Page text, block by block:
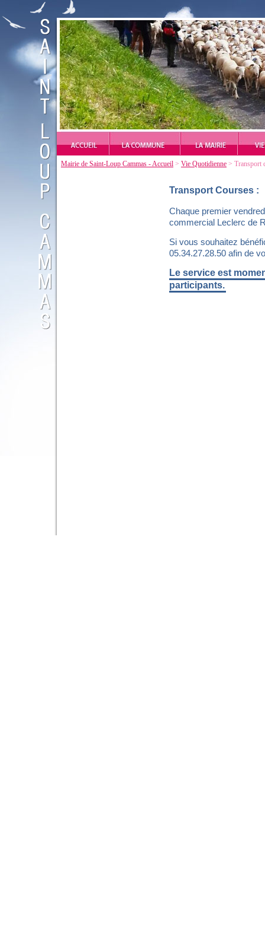
Mairie de Saint-Loup Cammas - Accueil > Vie Quotidienne > Transport
Transport Courses :
Chaque premier
commercial Leclerc de
Si vous souhaitez
05.34.27.28.50 afin de
Le service est
participants.